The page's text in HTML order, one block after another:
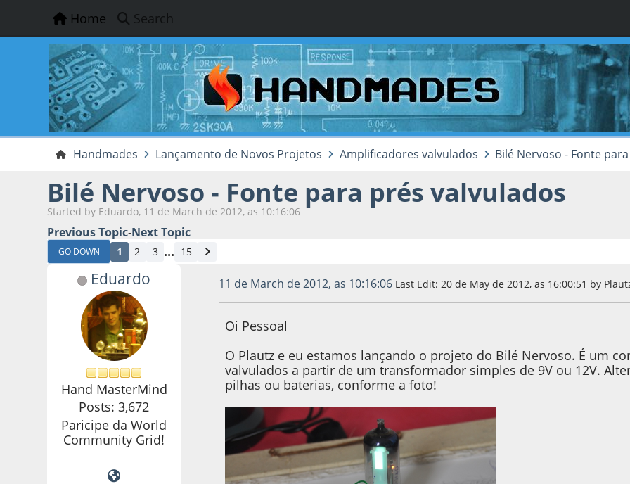
Home Search
Handmades Lançamento de Novos Projetos Amplificadores valvulados Bilé Nervoso - Fonte
Bilé Nervoso - Fonte para prés valvulados
Started by Eduardo, 11 de March de 2012, as 10:16:06
Previous Topic-Next Topic
GO DOWN 1 2 3 ... 15
Eduardo
Hand MasterMind
Posts: 3,672
Paricipe da World
Community Grid!
11 de March de 2012, as 10:16:06 Last Edit: 20 de May de 2012, as 16:00:51 by
Oi Pessoal
O Plautz e eu estamos lançando o projeto do Bilé Nervoso. É um
valvulados a partir de um transformador simples de 9V ou 12V.
pilhas ou baterias, conforme a foto!